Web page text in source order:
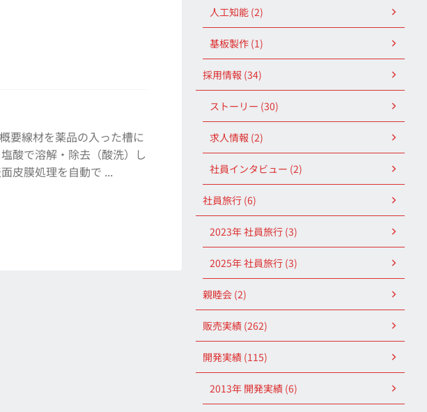
要線材を薬品の入った槽に
酸で溶解・除去（酸洗）し
皮膜処理を自動で ...
人工知能 (2)
基板製作 (1)
採用情報 (34)
ストーリー (30)
求人情報 (2)
社員インタビュー (2)
社員旅行 (6)
2023年 社員旅行 (3)
2025年 社員旅行 (3)
親睦会 (2)
販売実績 (262)
開発実績 (115)
2013年 開発実績 (6)